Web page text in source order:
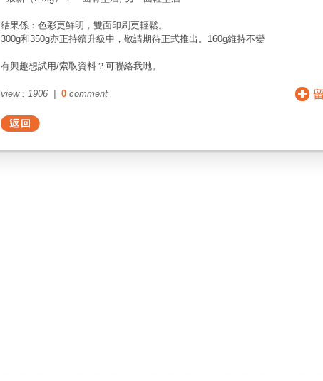
結果係：色彩更鮮明，雙面印刷更輕鬆。
300g和350g亦正持續升級中，敬請期待正式推出。160g維持不變
有興趣想試用/索取資料？可聯絡我哋。
view : 1906 | 0 comment